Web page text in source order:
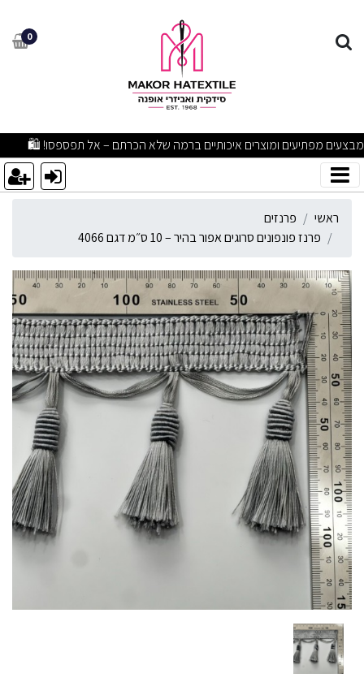
פרנז פונפונים סרוגים אפור בהיר – 10 ס״מ
0
מבצעים מפתיעים ומוצרים איכותיים ברמה שלא הכרתם – אל
ראשי
פרנזים
פרנז פונפונים סרוגים אפור בהיר – 10 ס״מ דגם 4066